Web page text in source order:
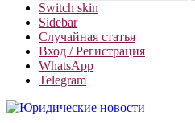
Switch skin
Sidebar
Случайная статья
Вход / Регистрация
WhatsApp
Telegram